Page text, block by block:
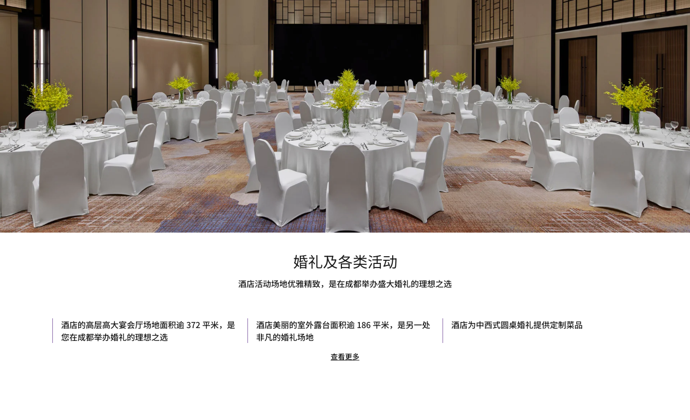
婚礼及各类活动
酒店活动场地优雅精致，是在成都举办盛大婚礼的理想之选
酒店的高层高大宴会厅场地面积逾 372 平米，是
您在成都举办婚礼的理想之选
酒店美丽的室外露台面积逾 186 平米，是另一处
非凡的婚礼场地
酒店为中西式圆桌婚礼提供定制菜品
查看更多